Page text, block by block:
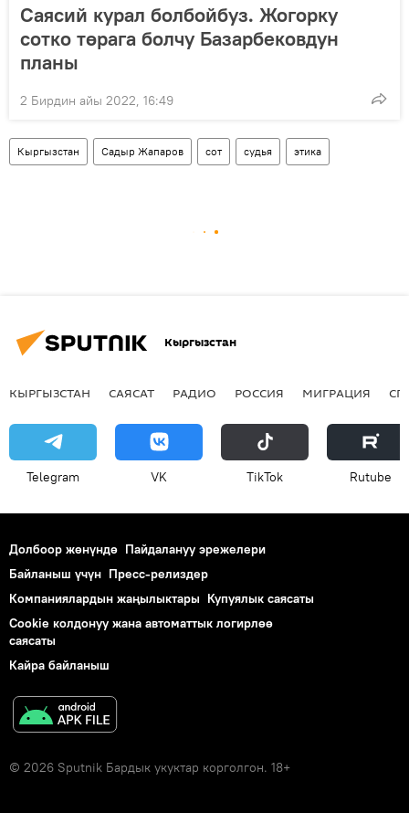
Саясий курал болбойбуз. Жогорку
сотко төрага болчу Базарбековдун
планы
2 Бирдин айы 2022, 16:49
Кыргызстан Садыр Жапаров сот судья этика
Кыргызстан
КЫРГЫЗСТАН САЯСАТ РАДИО РОССИЯ МИГРАЦИЯ
Telegram VK ТikТоk Rutube
Долбоор жөнүндө Пайдалануу эрежелери
Байланыш үчүн Пресс-релиздер
Компаниялардын жаңылыктары Купуялык саясаты
Cookie колдонуу жана автоматтык логирлөө
саясаты
Кайра байланыш
© 2026 Sputnik Бардык укуктар корголгон. 18+